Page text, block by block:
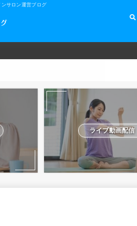
サロン運営ブログ
オ
オ
オ
オ
法
ラ
動
セ
会
オ
道
ライブ動画配信